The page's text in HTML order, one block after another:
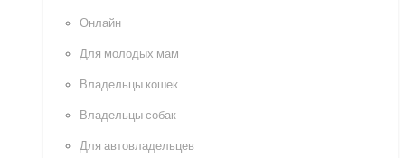
Онлайн
Для молодых мам
Владельцы кошек
Владельцы собак
Для автовладельцев